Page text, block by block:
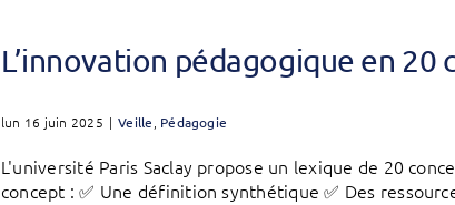
L’innovation pédagogique en 20
lun 16 juin 2025 | Veille, Pédagogie
L'université Paris Saclay propose un lexique de 20
concept : ✅ Une définition synthétique ✅ Des